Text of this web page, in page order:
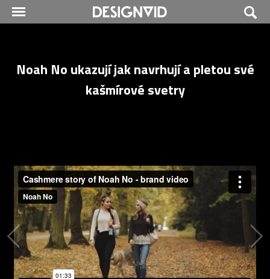
Noah No ukazují jak navrhují a pletou své
kašmírové svetry